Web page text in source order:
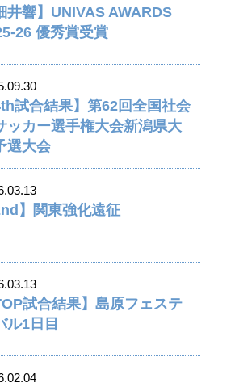
井響】UNIVAS AWARDS
26 優秀賞受賞
試合結果】第62回全国社会
ッカー選手権大会新潟県大
選大会
】関東強化遠征
試合結果】島原フェステ
ル1日目